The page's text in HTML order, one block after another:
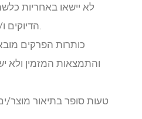
לא יישאו באחריות
כותרות הפרקים
והתמצאות המזמין ולא
טעות סופר בתיאור מוצר/